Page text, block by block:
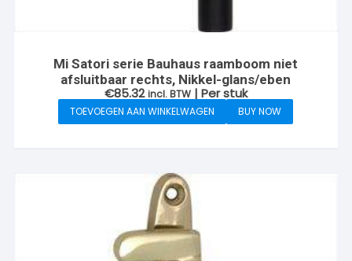
Mi Satori serie Bauhaus raamboom niet
afsluitbaar rechts, Nikkel-glans/eben
€85.32 incl. BTW | Per stuk
TOEVOEGEN AAN WINKELWAGEN BUY NOW